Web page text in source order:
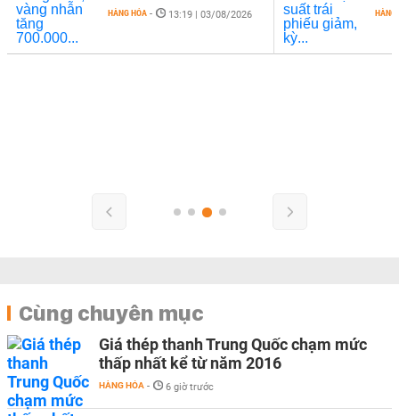
HÀNG
HÀNG HÓA - 13:19 | 03/08/2026
Cùng chuyên mục
Giá thép thanh Trung Quốc chạm mức
thấp nhất kể từ năm 2016
HÀNG HÓA - 6 giờ trước